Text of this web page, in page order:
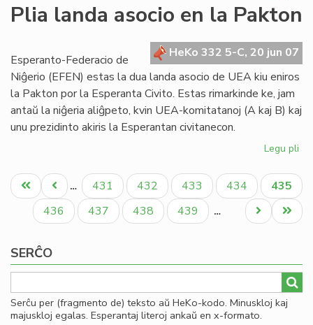
en
de
Plia landa asocio en la Pakton
HeKo 332 5-C, 20 jun 07
Esperanto-Federacio de
Niĝerio (EFEN) estas la dua landa asocio de UEA kiu eniros
la Pakton por la Esperanta Civito. Estas rimarkinde ke, jam
antaŭ la niĝeria aliĝpeto, kvin UEA-komitatanoj (A kaj B) kaj
unu prezidinto akiris la Esperantan civitanecon.
Legu pli
en
la
Pagination
Unua
paĝo
Antaŭa
paĝo
… Paĝo
431 Paĝo
432 Paĝo
433 Paĝo
434
Aktuala
paĝo
435
Paĝo
436 Paĝo
437 Paĝo
438 Paĝo
439 …
Last
page
Next
page
SERĈO
Serĉu per (fragmento de) teksto aŭ HeKo-kodo. Minuskloj kaj
majuskloj egalas. Esperantaj literoj ankaŭ en x-formato.